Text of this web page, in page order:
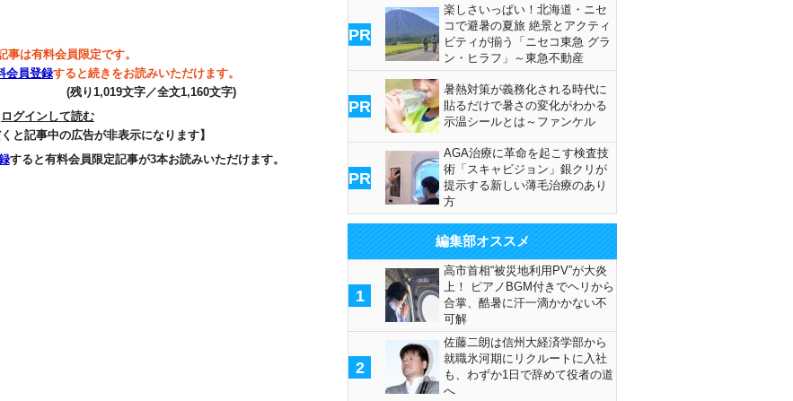
事は有料会員限定です。
会員登録すると続きをお読みいただけます。
(残り1,019文字／全文1,160文字)
ログインして読む
と記事中の広告が非表示になります】
すると有料会員限定記事が3本お読みいただけます。
PR
楽しさいっぱい！北海道・ニセ
コで避暑の夏旅 絶景とアクティ
ビティが揃う「ニセコ東急 グラ
ン・ヒラフ」～東急不動産
PR
暑熱対策が義務化される時代に
貼るだけで暑さの変化がわかる
示温シールとは～ファンケル
PR
AGA治療に革命を起こす検査技
術「スキャビジョン」銀クリが
提示する新しい薄毛治療のあり
方
編集部オススメ
1
高市首相“被災地利用PV”が大炎
上！ ピアノBGM付きでヘリから
合掌、酷暑に汗一滴かかない不
可解
2
佐藤二朗は信州大経済学部から
就職氷河期にリクルートに入社
も、わずか1日で辞めて役者の道
へ